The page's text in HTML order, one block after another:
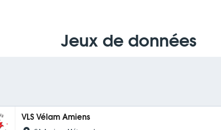
Jeux de données
VLS Vélam Amiens